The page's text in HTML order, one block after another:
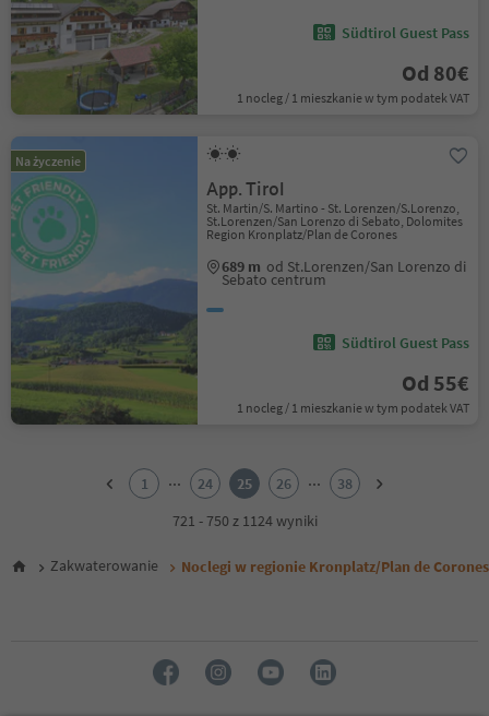
Südtirol Guest Pass
Od 80€
1 nocleg / 1 mieszkanie w tym podatek VAT
Na życzenie
App. Tirol
St. Martin/S. Martino - St. Lorenzen/S.Lorenzo,
St.Lorenzen/San Lorenzo di Sebato, Dolomites
Region Kronplatz/Plan de Corones
689 m od St.Lorenzen/San Lorenzo di
Sebato centrum
Südtirol Guest Pass
Od 55€
1 nocleg / 1 mieszkanie w tym podatek VAT
6
1 ... 24 25 26 ...
38
721 - 750 z 1124 wyniki
Zakwaterowanie Noclegi w regionie Kronplatz/Plan de Corones